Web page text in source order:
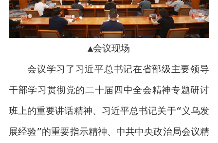
▲会议现场
会议学习了习近平总书记在省部级主要领导
干部学习贯彻党的二十届四中全会精神专题研讨
班上的重要讲话精神、习近平总书记关于“义乌发
展经验”的重要指示精神、中共中央政治局会议精